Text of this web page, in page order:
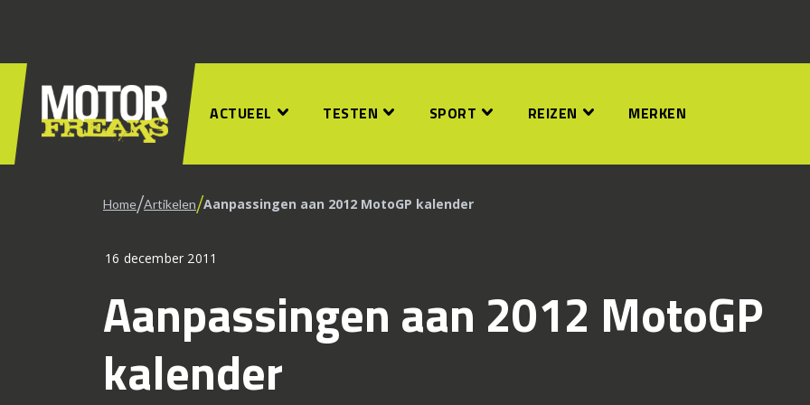
ACTUEEL TESTEN SPORT REIZEN MERKEN
Home/Artikelen/Aanpassingen aan 2012 MotoGP kalender
16 december 2011
Aanpassingen aan 2012 MotoGP
kalender